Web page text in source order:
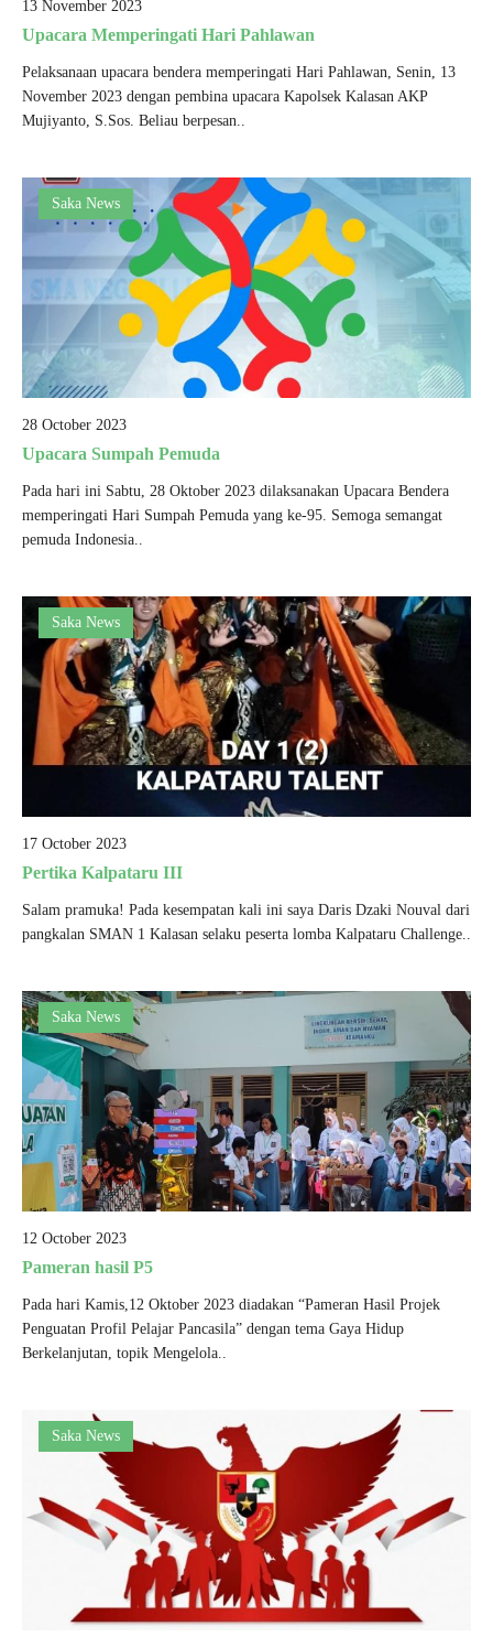
13 November 2023
Upacara Memperingati Hari Pahlawan
Pelaksanaan upacara bendera memperingati Hari Pahlawan, Senin, 13
November 2023 dengan pembina upacara Kapolsek Kalasan AKP
Mujiyanto, S.Sos. Beliau berpesan..
Saka News
28 October 2023
Upacara Sumpah Pemuda
Pada hari ini Sabtu, 28 Oktober 2023 dilaksanakan Upacara Bendera
memperingati Hari Sumpah Pemuda yang ke-95. Semoga semangat
pemuda Indonesia..
Saka News
17 October 2023
Pertika Kalpataru III
Salam pramuka! Pada kesempatan kali ini saya Daris Dzaki Nouval dari
pangkalan SMAN 1 Kalasan selaku peserta lomba Kalpataru Challenge..
Saka News
12 October 2023
Pameran hasil P5
Pada hari Kamis,12 Oktober 2023 diadakan “Pameran Hasil Projek
Penguatan Profil Pelajar Pancasila” dengan tema Gaya Hidup
Berkelanjutan, topik Mengelola..
Saka News